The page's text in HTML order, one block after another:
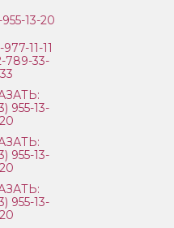
13-20
11-11
789-33-
33
955-13-
20
955-13-
20
955-13-
20